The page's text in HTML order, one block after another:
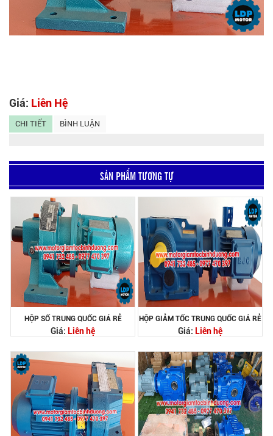
Giá: Liên Hệ
CHI TIẾT BÌNH LUẬN
SẢN PHẨM TƯƠNG TỰ
HỘP SỐ TRUNG QUỐC GIÁ RẺ
Giá: Liên hệ
HỘP GIẢM TỐC TRUNG QUỐC GIÁ RẺ
Giá: Liên hệ